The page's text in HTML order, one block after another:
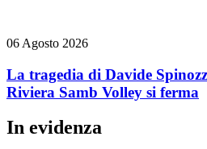
06 Agosto 2026
La tragedia di Davide
Riviera Samb Volley si ferma
In evidenza